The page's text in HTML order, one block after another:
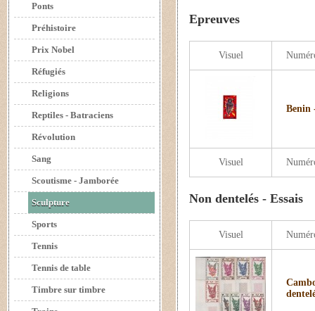
Ponts
Préhistoire
Prix Nobel
Réfugiés
Religions
Reptiles - Batraciens
Révolution
Sang
Scoutisme - Jamborée
Sculpture
Sports
Tennis
Tennis de table
Timbre sur timbre
Epreuves
Visuel
Visuel
Benin
Non dentelés - Essais
Visuel